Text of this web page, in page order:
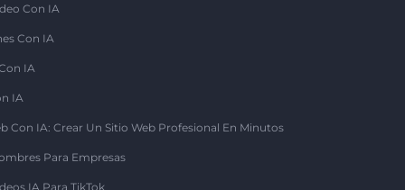
Con IA
Con IA
IA
IA
Con IA: Crear Un Sitio Web Profesional En Minutos
Para Empresas
IA Para TikTok